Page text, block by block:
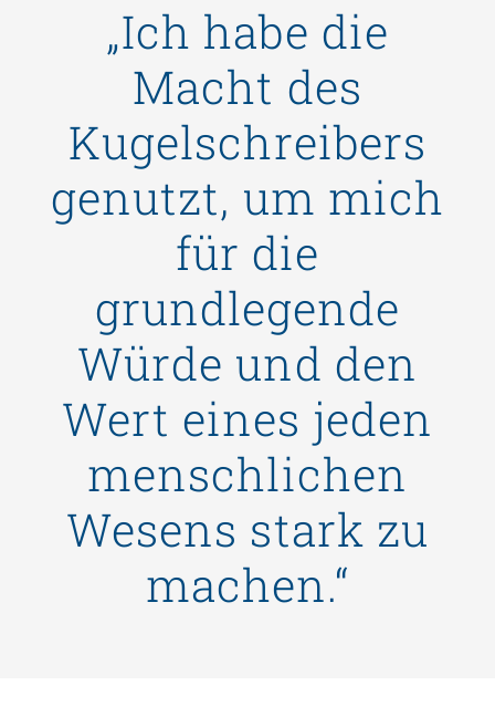
„Ich habe die
Macht des
Kugelschreibers
genutzt, um mich
für die
grundlegende
Würde und den
Wert eines jeden
menschlichen
Wesens stark zu
machen.“